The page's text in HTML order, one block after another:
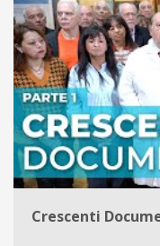
Crescenti